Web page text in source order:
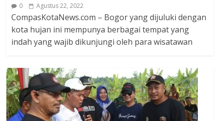
0 Agustus 22, 2022
CompasKotaNews.com – Bogor yang dijuluki dengan
kota hujan ini mempunya berbagai tempat yang
indah yang wajib dikunjungi oleh para wisatawan